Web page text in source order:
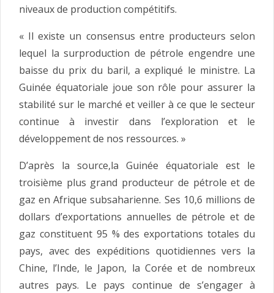
niveaux de production compétitifs.
« Il existe un consensus entre producteurs selon
lequel la surproduction de pétrole engendre une
baisse du prix du baril, a expliqué le ministre. La
Guinée équatoriale joue son rôle pour assurer la
stabilité sur le marché et veiller à ce que le secteur
continue à investir dans l’exploration et le
développement de nos ressources. »
D’après la source,la Guinée équatoriale est le
troisième plus grand producteur de pétrole et de
gaz en Afrique subsaharienne. Ses 10,6 millions de
dollars d’exportations annuelles de pétrole et de
gaz constituent 95 % des exportations totales du
pays, avec des expéditions quotidiennes vers la
Chine, l’Inde, le Japon, la Corée et de nombreux
autres pays. Le pays continue de s’engager à